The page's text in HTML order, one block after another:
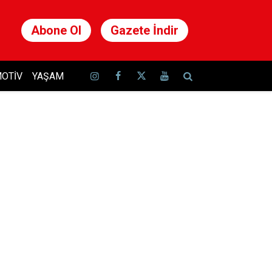
Abone Ol Gazete İndir
YAŞAM